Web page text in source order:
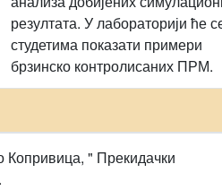
резултата. У лабораторији ће
студетима показати примери
брзинско контролисаних ПРМ.
" Прекидачки